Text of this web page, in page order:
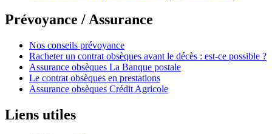
Prévoyance / Assurance
Nos conseils prévoyance
Racheter un contrat obsèques avant le décès : est-ce possible ?
Assurance obsèques La Banque postale
Le contrat obsèques en prestations
Assurance obsèques Crédit Agricole
Liens utiles